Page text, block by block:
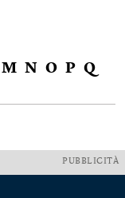
M N O P Q
PUBBLICITÀ